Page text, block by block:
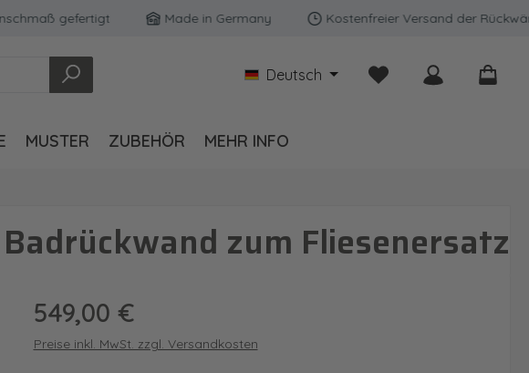
gefertigt Made in Germany Kostenfreier Versand der Rückwände
Deutsch Du hast 0 Produkte
MUSTER ZUBEHÖR MEHR INFO
zum Fliesenersatz
Regulärer Preis:
549,00 €
Preise inkl. MwSt. zzgl. Versandkosten